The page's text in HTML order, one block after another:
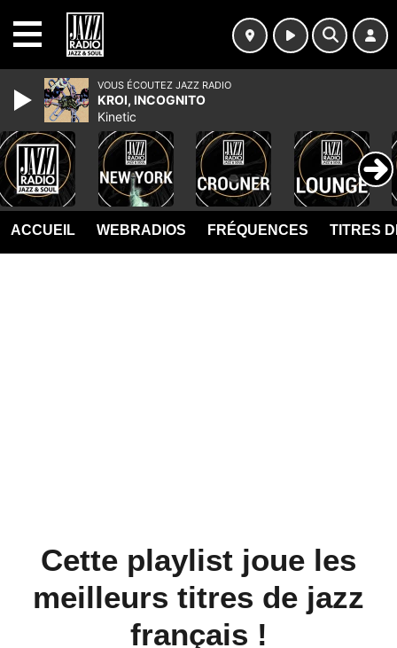
ACCUEIL WEBRADIOS FRÉQUENCES TITRES
Cette playlist joue les
meilleurs titres de jazz
français !
VOUS ÉCOUTEZ JAZZ RADIO
KROI, INCOGNITO
Kinetic